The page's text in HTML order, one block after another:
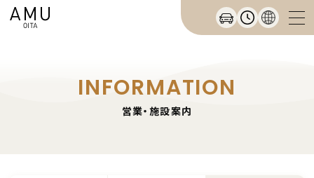
INFORMATION
営業・施設案内